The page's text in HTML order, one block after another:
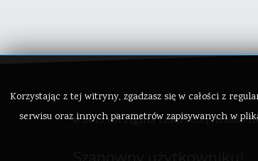
© 2019 All rights reserved | Attado
Korzystając z tej witryny, zgadzasz się w całości z
serwisu oraz innych parametrów zapisywanych w